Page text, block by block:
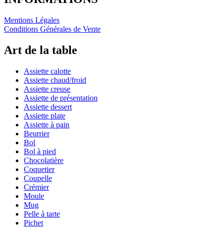
Mentions Légales
Conditions Générales de Vente
Art de la table
Assiette calotte
Assiette chaud/froid
Assiette creuse
Assiette de présentation
Assiette dessert
Assiette plate
Assiette à pain
Beurrier
Bol
Bol à pied
Chocolatière
Coquetier
Coupelle
Crémier
Moule
Mug
Pelle à tarte
Pichet